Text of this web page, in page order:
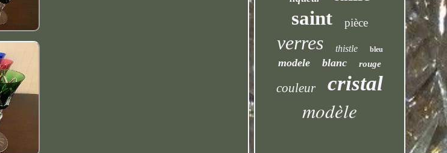
saint pièce
verres thistle bleu
modele blanc rouge
couleur cristal
modèle